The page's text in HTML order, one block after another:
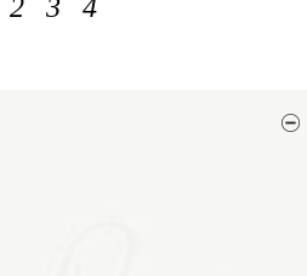
2 3 4